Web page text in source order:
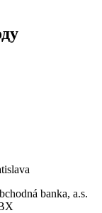
banka, a.s.